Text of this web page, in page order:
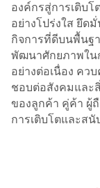
องค์กรสู่การเติบ
อย่างโปร่งใส ยึด
กิจการที่ดีบนพื้นฐ
พัฒนาศักยภาพใน
อย่างต่อเนื่อง คว
ชอบต่อสังคมและ
ของลูกค้า คู่ค้า ผู้
การเติบโตและส